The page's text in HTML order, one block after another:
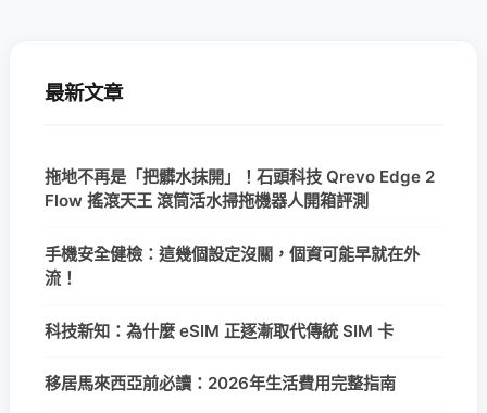
最新文章
拖地不再是「把髒水抹開」！石頭科技 Qrevo Edge 2
Flow 搖滾天王 滾筒活水掃拖機器人開箱評測
手機安全健檢：這幾個設定沒關，個資可能早就在外
流！
科技新知：為什麼 eSIM 正逐漸取代傳統 SIM 卡
移居馬來西亞前必讀：2026年生活費用完整指南